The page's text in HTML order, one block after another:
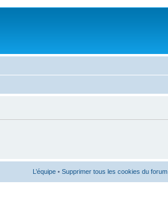
L’équipe • Supprimer tous les cookies du forum